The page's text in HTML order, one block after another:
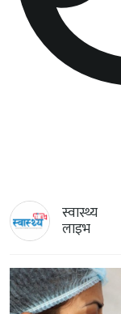
स्वास्थ्य
लाइभ